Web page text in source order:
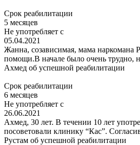
Срок реабилитации
5 месяцев
Не употребляет с
05.04.2021
Жанна, созависимая, мама наркомана
помощи.В начале было очень трудно,
Ахмед об успешной реабилитации
Срок реабилитации
6 месяцев
Не употребляет с
26.06.2021
Ахмед, 30 лет. В течении 10 лет
посоветовали клинику “Кас”.
Рустам об успешной реабилитации